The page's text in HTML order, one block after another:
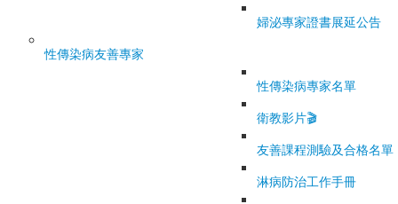
婦泌專家證書展延公告
性傳染病友善專家
性傳染病專家名單
衛教影片🎬
友善課程測驗及合格名單
淋病防治工作手冊